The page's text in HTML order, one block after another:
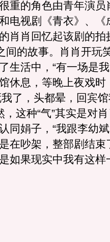
重的角色由青年演员
电视剧《青衣》、《
肖肖回忆起该剧的
间的故事。肖肖开玩
生活中，“有一场是
休息，等晚上夜戏时
了，头都晕，回宾
，这种“气”其实是对
同娟子，“我跟李幼
在吵架，整部剧结束
如果现实中我有这样